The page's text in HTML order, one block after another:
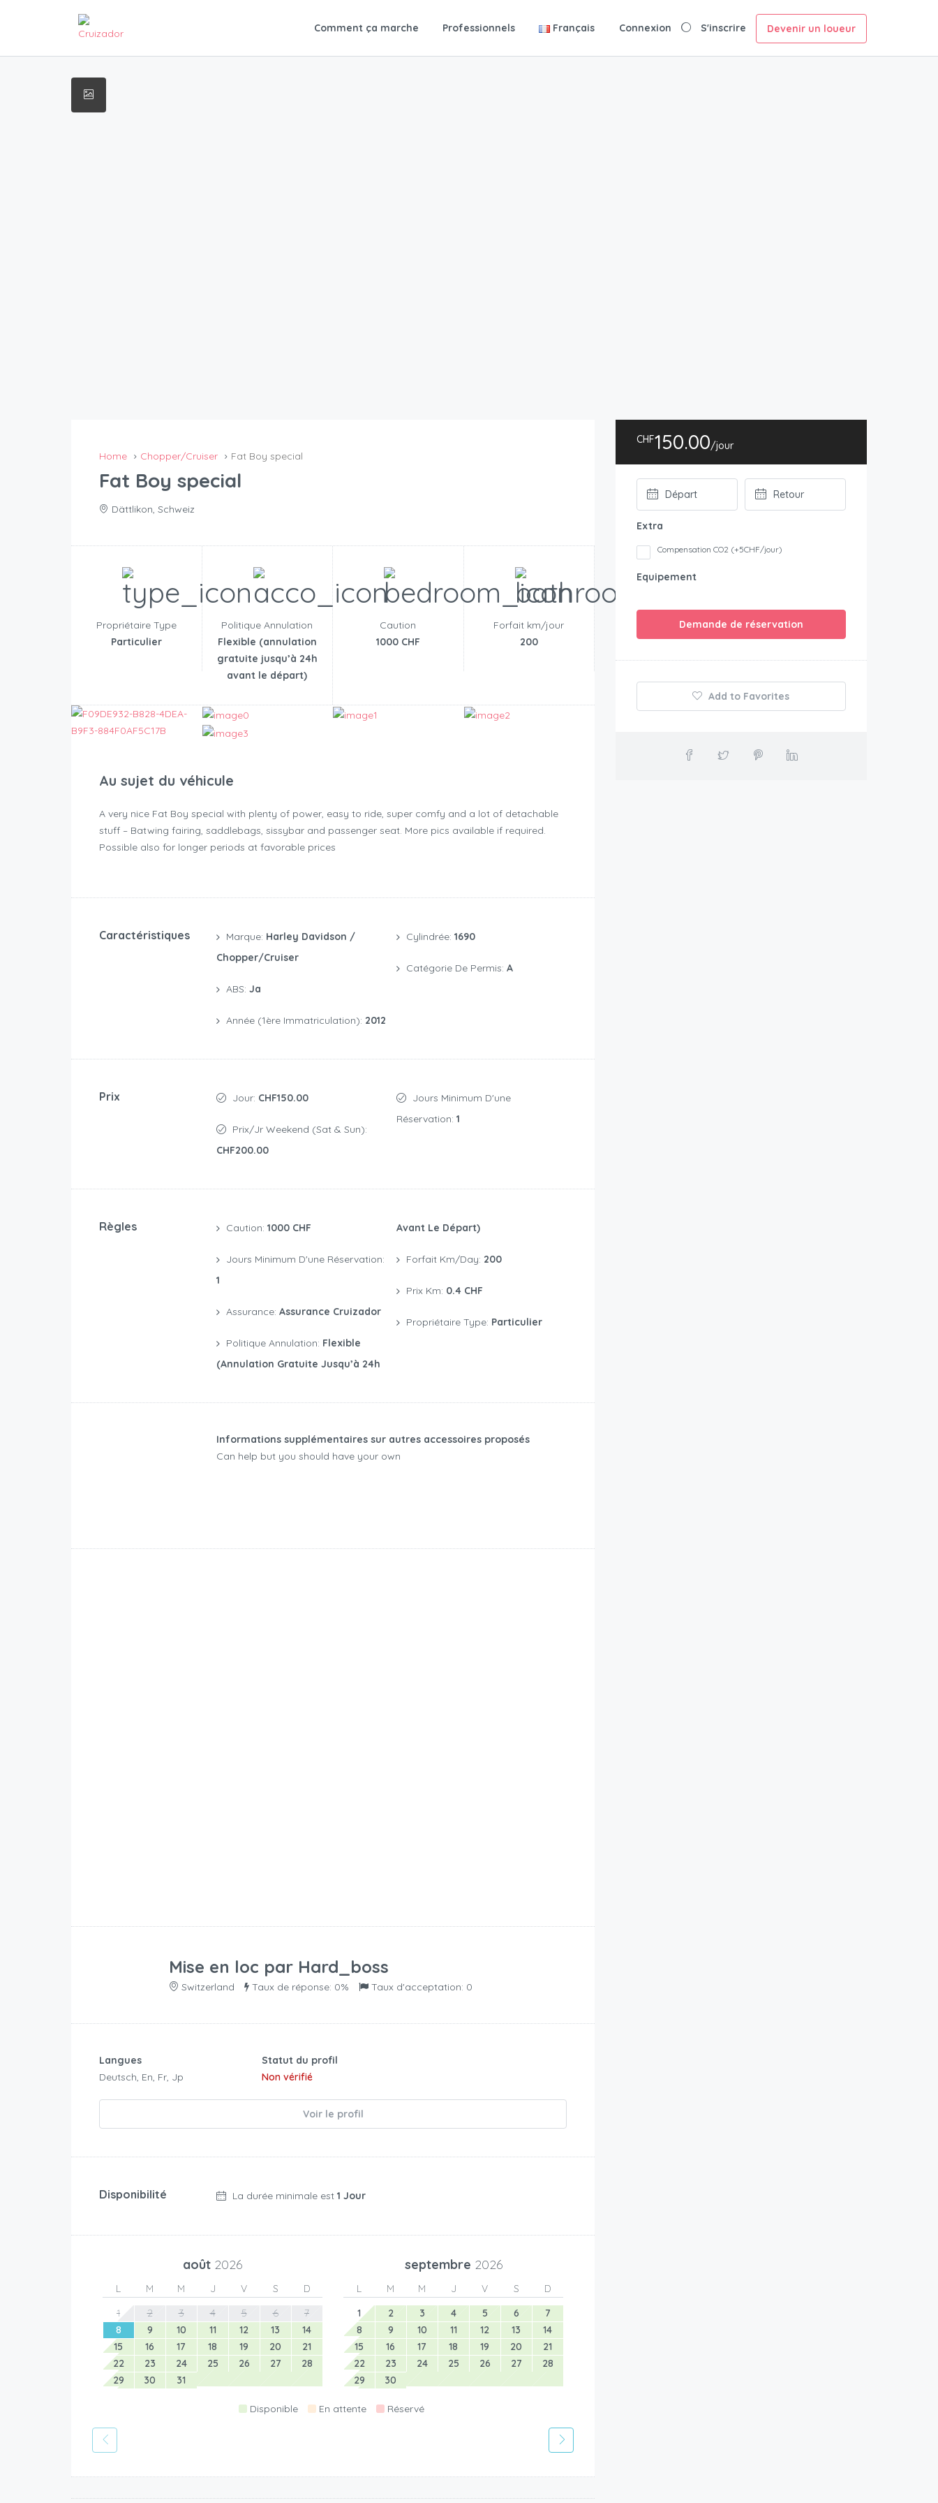
Comment ça marche Professionnels Français Connexion S'inscrire Devenir un loueur
Home Chopper/Cruiser Fat Boy special
Fat Boy special
Dättlikon, Schweiz
Propriétaire Type
Particulier
Politique Annulation
Flexible (annulation
gratuite jusqu’à 24h
avant le départ)
Caution
1000 CHF
Forfait km/jour
200
Au sujet du véhicule
A very nice Fat Boy special with plenty of power, easy to ride, super comfy and a lot of detachable
stuff – Batwing fairing, saddlebags, sissybar and passenger seat. More pics available if required.
Possible also for longer periods at favorable prices
Caractéristiques Marque: Harley Davidson /
Chopper/Cruiser
ABS: Ja
Année (1ère Immatriculation): 2012
Cylindrée: 1690
Catégorie De Permis: A
Prix Jour: CHF150.00
Prix/jr Weekend (Sat & Sun):
CHF200.00
Réservation: 1
Règles Caution: 1000 CHF
Jours Minimum D'une Réservation:
1
Assurance: Assurance Cruizador
Politique Annulation: Flexible
(annulation Gratuite Jusqu’à 24h
Avant Le Départ)
Forfait Km/day: 200
Prix Km: 0.4 CHF
Propriétaire Type: Particulier
Informations supplémentaires sur autres accessoires proposés
Can help but you should have your own
Mise en loc par Hard_boss
Switzerland Taux de réponse: 0% Taux d'acceptation: 0
Langues
Deutsch, En, Fr, Jp
Statut du profil
Non vérifié
Voir le profil
Disponibilité La durée minimale est 1 Jour
août 2026
L M M J V S
D
1
2 3 4 5 6
7
8
9 10 11 12 13
14
15
16 17 18 19 20
21
22
23 24 25 26 27
28
29
30 31
septembre 2026
L M M J V S
D
1
2 3 4 5 6
7
8
9 10 11 12 13
14
15
16 17 18 19 20
21
22
23 24 25 26 27
28
29
30
Disponible En attente Réservé
CHF150.00/jour
Extra
Compensation CO2 (+5CHF/jour)
Equipement
Demande de réservation
Add to Favorites